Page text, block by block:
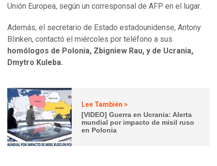
Unión Europea, según un corresponsal de AFP en el lugar.
Además, el secretario de Estado estadounidense, Antony
Blinken, contactó el miércoles por teléfono a sus
homólogos de Polonia, Zbigniew Rau, y de Ucrania,
Dmytro Kuleba.
Lee También >
[VIDEO] Guerra en Ucrania: Alerta
mundial por impacto de misil ruso
en Polonia